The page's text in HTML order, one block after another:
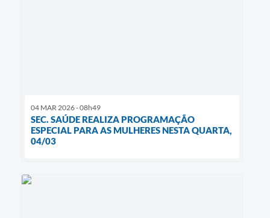
04 MAR 2026 - 08h49
SEC. SAÚDE REALIZA PROGRAMAÇÃO
ESPECIAL PARA AS MULHERES NESTA QUARTA,
04/03